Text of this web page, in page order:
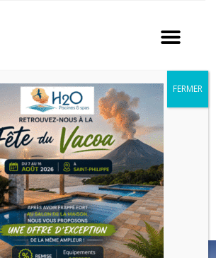
IMPERIAL.
DEMANDER UN DEVIS
RETOUR
FERMER